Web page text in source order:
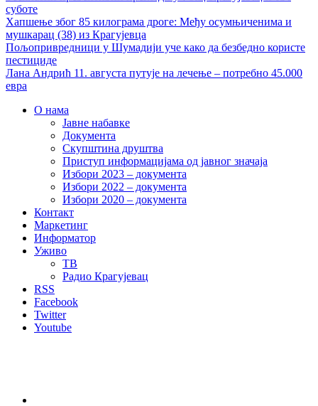
суботе
Хапшење због 85 килограма дроге: Међу осумњиченима и
мушкарац (38) из Крагујевца
Пољопривредници у Шумадији уче како да безбедно користе
пестициде
Лана Андрић 11. августа путује на лечење – потребно 45.000
евра
О нама
Јавне набавке
Документа
Скупштина друштва
Приступ информацијама од јавног значаја
Избори 2023 – документа
Избори 2022 – документа
Избори 2020 – документа
Контакт
Маркетинг
Информатор
Уживо
ТВ
Радио Крагујевац
RSS
Facebook
Twitter
Youtube